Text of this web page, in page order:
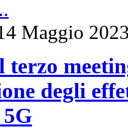
Maggio
terzo
degli